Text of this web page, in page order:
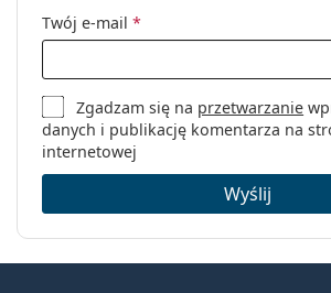
Twój e-mail *
Zgadzam się na przetwarzanie
danych i publikację komentarza na
internetowej
Wyślij